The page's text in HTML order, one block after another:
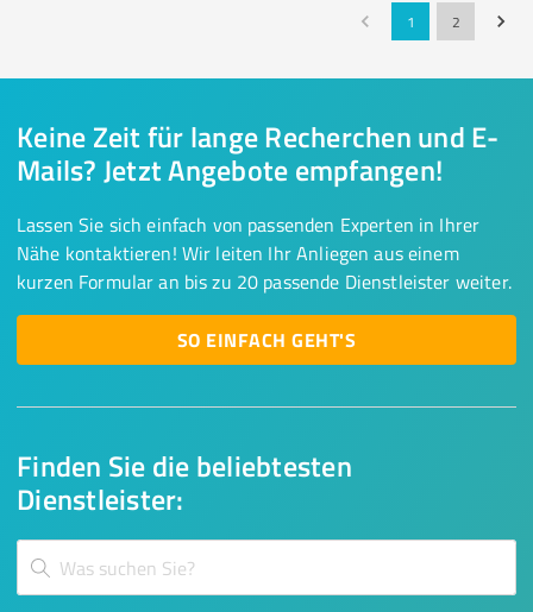
1 2
Finden Sie die beliebtesten
Dienstleister:
Keine Zeit für lange Recherchen und E-
Mails? Jetzt Angebote empfangen!
Lassen Sie sich einfach von passenden Experten in Ihrer
Nähe kontaktieren! Wir leiten Ihr Anliegen aus einem
kurzen Formular an bis zu 20 passende Dienstleister weiter.
SO EINFACH GEHT'S